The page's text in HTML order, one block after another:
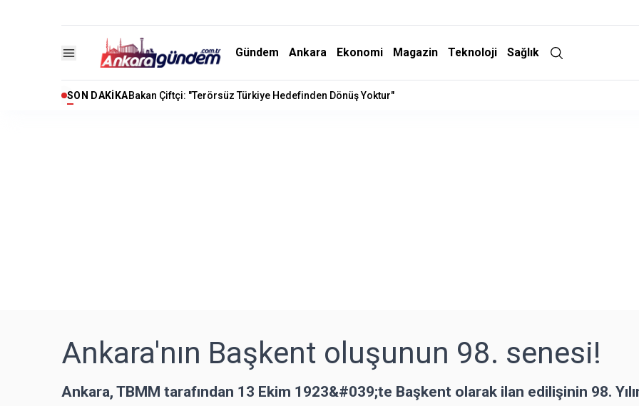
Gündem Ankara Ekonomi Magazin Teknoloji Sağlık
SON DAKIKAÖzgür Özel’den Ankara Güvenpark'ta Gazilere Ziyaret ve "Çerçeve Yasa" Mesajı
Ankara'nın Başkent oluşunun 98. senesi!
Ankara, TBMM tarafından 13 Ekim 1923&#039;te Başkent olarak ilan edilişinin 98.